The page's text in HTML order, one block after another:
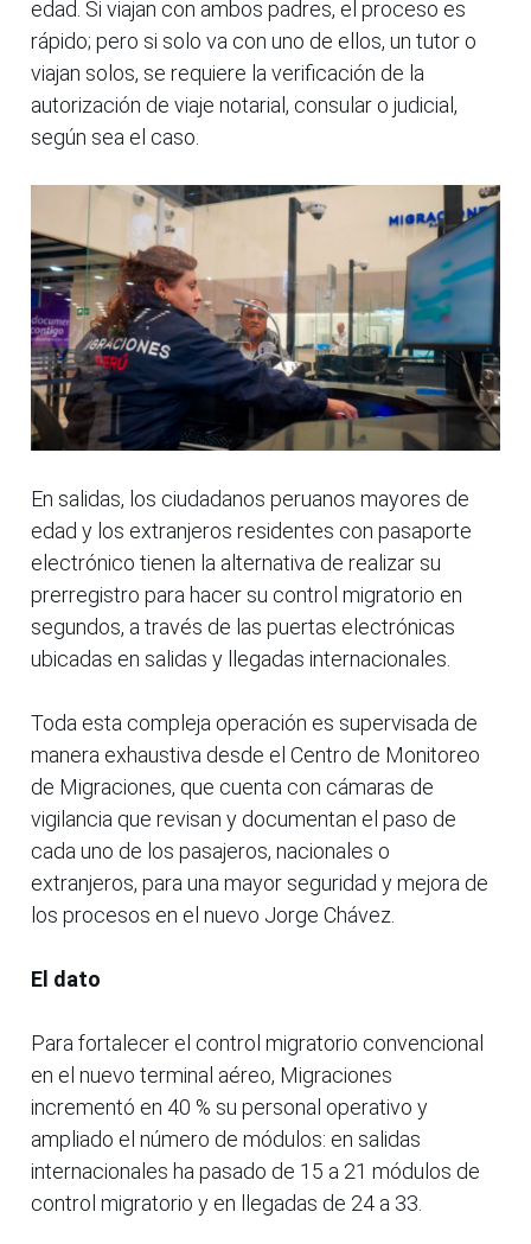
edad. Si viajan con ambos padres, el proceso es
rápido; pero si solo va con uno de ellos, un tutor o
viajan solos, se requiere la verificación de la
autorización de viaje notarial, consular o judicial,
según sea el caso.
En salidas, los ciudadanos peruanos mayores de
edad y los extranjeros residentes con pasaporte
electrónico tienen la alternativa de realizar su
prerregistro para hacer su control migratorio en
segundos, a través de las puertas electrónicas
ubicadas en salidas y llegadas internacionales.
Toda esta compleja operación es supervisada de
manera exhaustiva desde el Centro de Monitoreo
de Migraciones, que cuenta con cámaras de
vigilancia que revisan y documentan el paso de
cada uno de los pasajeros, nacionales o
extranjeros, para una mayor seguridad y mejora de
los procesos en el nuevo Jorge Chávez.
El dato
Para fortalecer el control migratorio convencional
en el nuevo terminal aéreo, Migraciones
incrementó en 40 % su personal operativo y
ampliado el número de módulos: en salidas
internacionales ha pasado de 15 a 21 módulos de
control migratorio y en llegadas de 24 a 33.